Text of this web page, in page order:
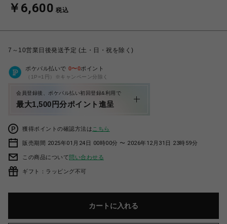
￥6,600 税込
7～10営業日後発送予定 (土・日・祝を除く)
ポケパル払いで 0〜0ポイント
（1P=1円）※キャンペーン分除く
会員登録後、ポケパル払い初回登録&利用で
最大1,500円分ポイント進呈
獲得ポイントの確認方法は こちら
販売期間 2025年01月24日 00時00分 〜 2026年12月31日 23時59分
この商品について問い合わせる
ギフト：ラッピング不可
カートに入れる